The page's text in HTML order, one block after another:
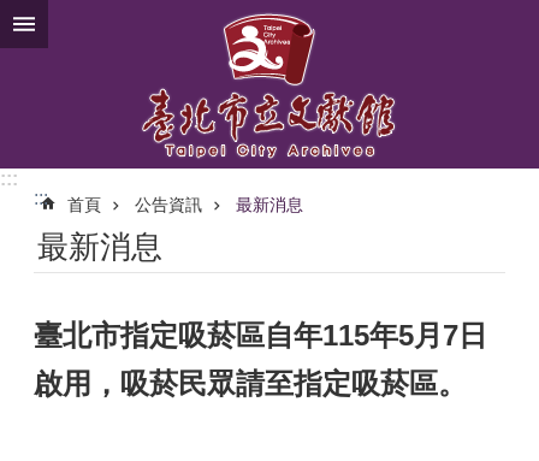
跳到主要內容區塊
:::
:::
首頁 公告資訊 最新消息
最新消息
臺北市指定吸菸區自年115年5月7日
啟用，吸菸民眾請至指定吸菸區。